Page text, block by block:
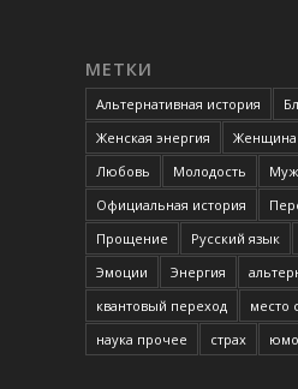
МЕТКИ
Альтернативная история
Женская энергия
Женщина
Любовь
Молодость
Официальная история
Прощение
Русский язык
Эмоции
Энергия
квантовый переход
место
наука прочее
страх